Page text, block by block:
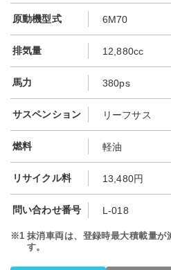
原動機型式 6M70
排気量 12,880cc
馬力 380ps
サスペンション リーフサス
燃料 軽油
リサイクル料 13,480円
問い合わせ番号 L-018
※1 抹消車両は、登録時最大積載量が
す。